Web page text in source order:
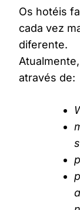
Os hotéis
cada vez
diferente.
através de: